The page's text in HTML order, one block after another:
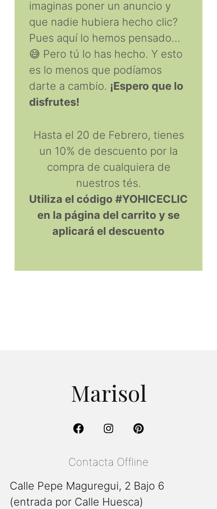
imaginas poner un anuncio y
que nadie hubiera hecho clic?
Pues aquí lo hemos pensado…
😅 Pero tú lo has hecho. Y esto
es lo menos que podíamos
darte a cambio. ¡Espero que lo
disfrutes!
Hasta el 20 de Febrero, tienes
un 10% de descuento por la
compra de cualquiera de
nuestros tés.
Utiliza el código #YOHICECLIC
en la página del carrito y se
aplicará el descuento
Marisol
Contacta Offline
Calle Pepe Maguregui, 2 Bajo 6
(entrada por Calle Huesca)